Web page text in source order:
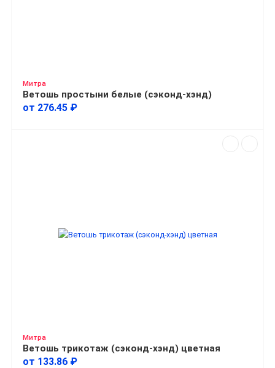
Митра
Ветошь простыни белые (сэконд-хэнд)
от 276.45 ₽
Митра
Ветошь трикотаж (сэконд-хэнд) цветная
от 133.86 ₽